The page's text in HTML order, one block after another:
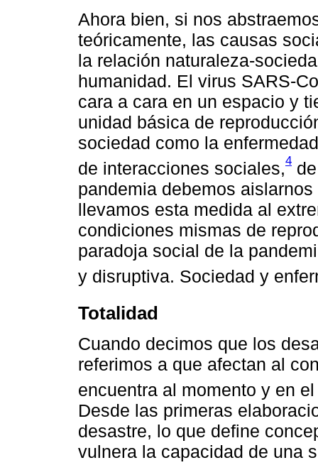
Ahora bien, si nos
teóricamente, las causas
la relación naturaleza-
humanidad. El virus SARS-
cara a cara en un espacio y
unidad básica de
sociedad como la
de interacciones sociales,4
pandemia debemos
llevamos esta medida al
condiciones mismas de
paradoja social de la
y disruptiva. Sociedad y
Totalidad
Cuando decimos que los
referimos a que afectan al
encuentra al momento y en
Desde las primeras
desastre, lo que define
vulnera la capacidad de una